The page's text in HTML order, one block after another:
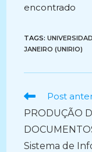
encontrado
TAGS:
JANEIRO (UNIRIO)
Ler
artigos
Post
PRODUÇÃO
Sistema de